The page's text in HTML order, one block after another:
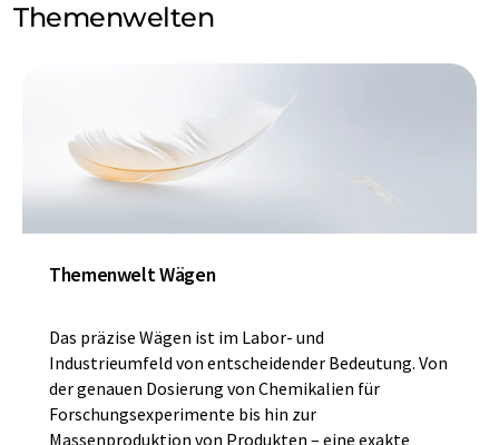
Themenwelten
Themenwelt Wägen
Das präzise Wägen ist im Labor- und
Industrieumfeld von entscheidender Bedeutung. Von
der genauen Dosierung von Chemikalien für
Forschungsexperimente bis hin zur
Massenproduktion von Produkten – eine exakte